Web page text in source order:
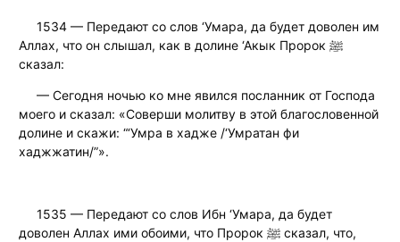
1534 — Передают со слов ‘Умара, да будет доволен им
Аллах, что он слышал, как в долине ‘Акык Пророк ﷺ
сказал:
— Сегодня ночью ко мне явился посланник от Господа
моего и сказал: «Соверши молитву в этой благословенной
долине и скажи: “‘Умра в хадже /‘Умратан фи
хаджжатин/”».
1535 — Передают со слов Ибн ‘Умара, да будет
доволен Аллах ими обоими, что Пророк ﷺ сказал, что,